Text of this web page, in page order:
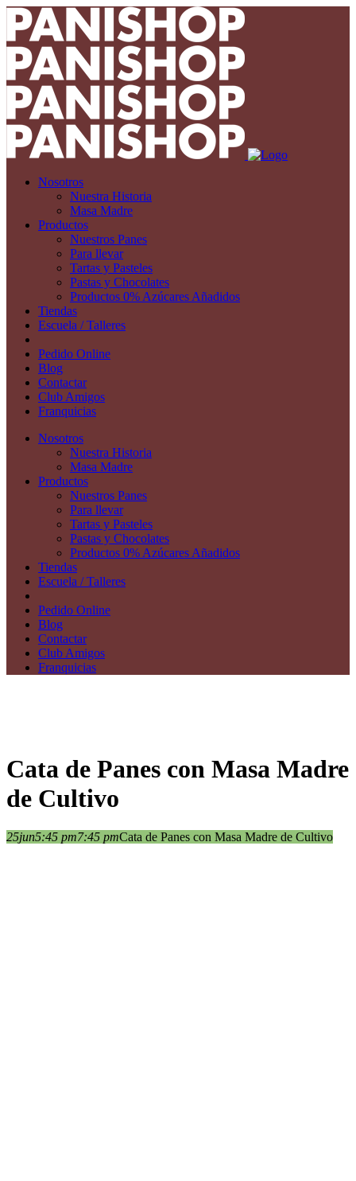
Nosotros
Nuestra Historia
Masa Madre
Productos
Nuestros Panes
Para llevar
Tartas y Pasteles
Pastas y Chocolates
Productos 0% Azúcares Añadidos
Tiendas
Escuela / Talleres
Pedido Online
Blog
Contactar
Club Amigos
Franquicias
Nosotros
Nuestra Historia
Masa Madre
Productos
Nuestros Panes
Para llevar
Tartas y Pasteles
Pastas y Chocolates
Productos 0% Azúcares Añadidos
Tiendas
Escuela / Talleres
Pedido Online
Blog
Contactar
Club Amigos
Franquicias
Cata de Panes con Masa Madre
de Cultivo
25jun5:45 pm7:45 pmCata de Panes con Masa Madre de Cultivo